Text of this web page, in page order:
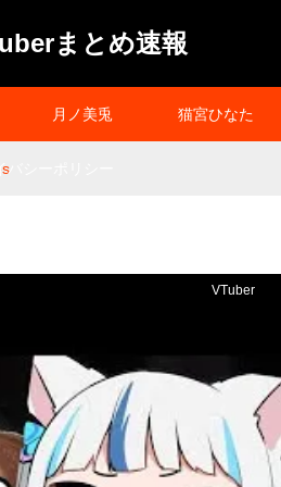
まとめ速報
月ノ美兎 猫宮ひなた
バシーポリシー
VTuber